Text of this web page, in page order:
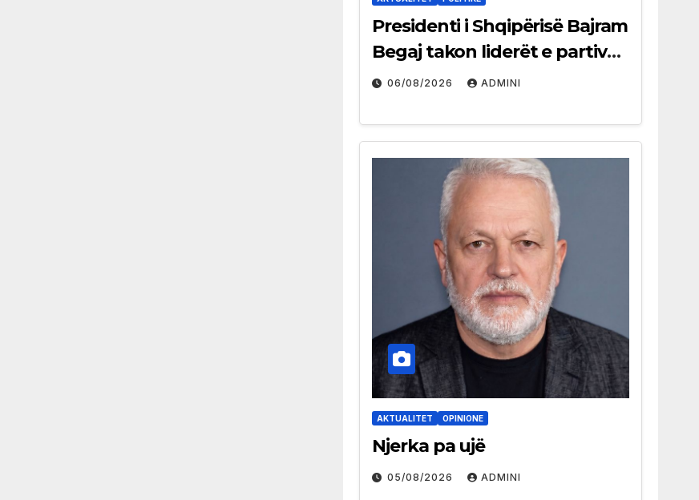
Presidenti i Shqipërisë Bajram
Begaj takon liderët e partive
shqiptare në Ulqin
06/08/2026 ADMINI
AKTUALITET OPINIONE
Njerka pa ujë
05/08/2026 ADMINI